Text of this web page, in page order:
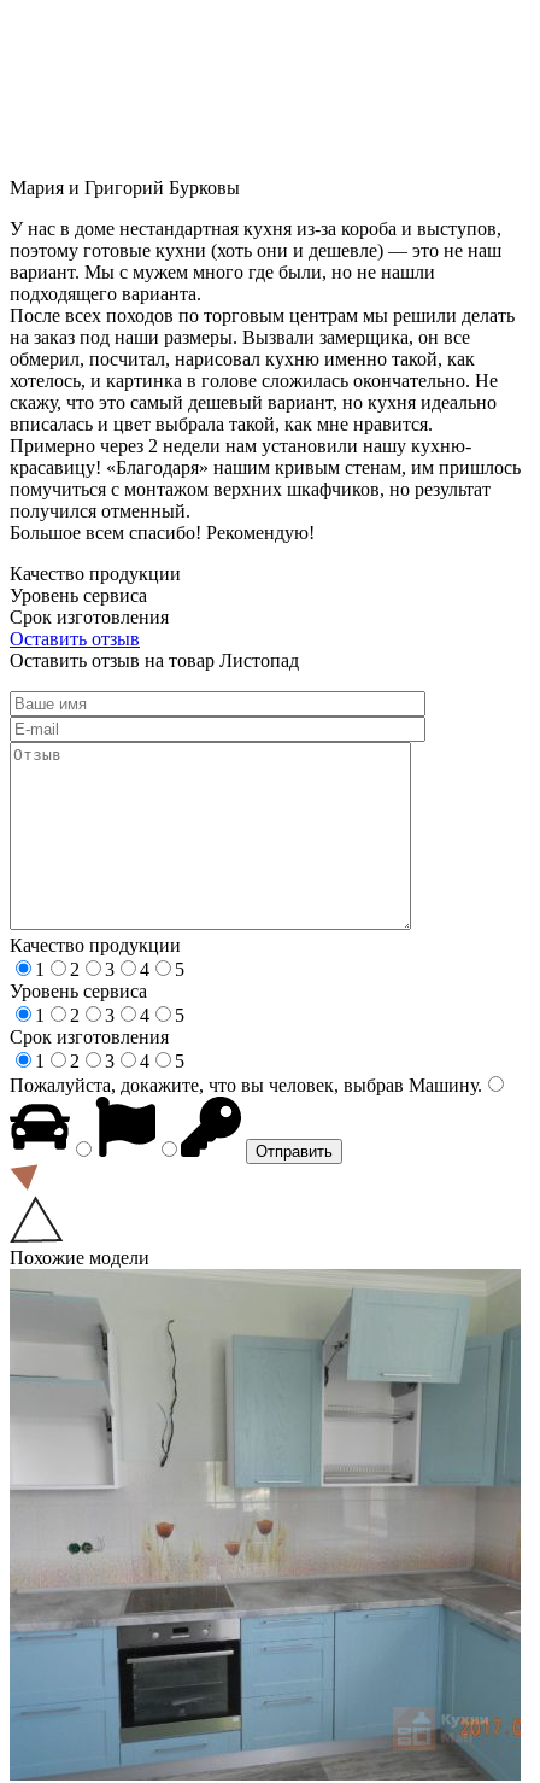
Мария и Григорий Бурковы
У нас в доме нестандартная кухня из-за короба и выступов,
поэтому готовые кухни (хоть они и дешевле) — это не наш
вариант. Мы с мужем много где были, но не нашли
подходящего варианта.
После всех походов по торговым центрам мы решили делать
на заказ под наши размеры. Вызвали замерщика, он все
обмерил, посчитал, нарисовал кухню именно такой, как
хотелось, и картинка в голове сложилась окончательно. Не
скажу, что это самый дешевый вариант, но кухня идеально
вписалась и цвет выбрала такой, как мне нравится.
Примерно через 2 недели нам установили нашу кухню-
красавицу! «Благодаря» нашим кривым стенам, им пришлось
помучиться с монтажом верхних шкафчиков, но результат
получился отменный.
Большое всем спасибо! Рекомендую!
Качество продукции
Уровень сервиса
Срок изготовления
Оставить отзыв
Оставить отзыв на товар Листопад
Качество продукции
1
2 3 4
5
Уровень сервиса
1
2 3 4
5
Срок изготовления
1
2 3 4
5
Пожалуйста, докажите, что вы человек, выбрав Машину.
Похожие модели